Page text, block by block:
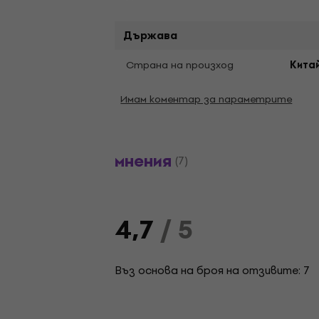
Държава
Страна на произход
Имам коментар за параметрите
мнения (7)
4,7/ 5
Въз основа на броя на отзивите: 7